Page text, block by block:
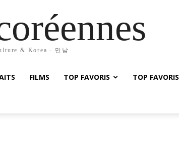
& Korea - 만남
FILMS TOP FAVORIS TOP FAVORIS